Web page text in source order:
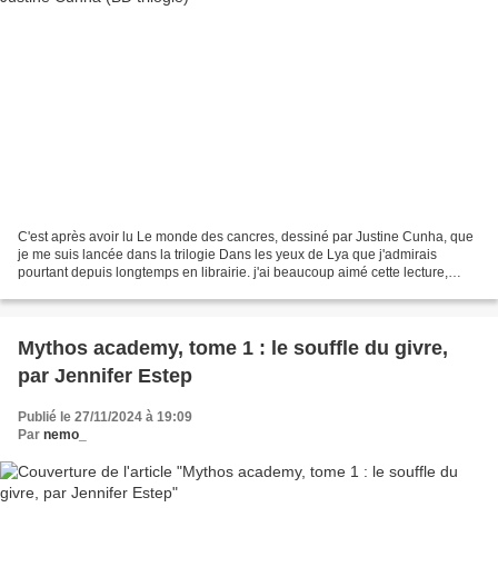
C'est après avoir lu Le monde des cancres, dessiné par Justine Cunha, que
je me suis lancée dans la trilogie Dans les yeux de Lya que j'admirais
pourtant depuis longtemps en librairie. j'ai beaucoup aimé cette lecture,
Mythos academy, tome 1 : le souffle du givre,
par Jennifer Estep
Publié le 27/11/2024 à 19:09
Par nemo_